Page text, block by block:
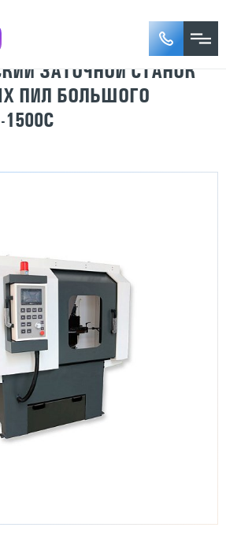
ЗАТОЧНОЙ СТАНОК
ПИЛ БОЛЬШОГО